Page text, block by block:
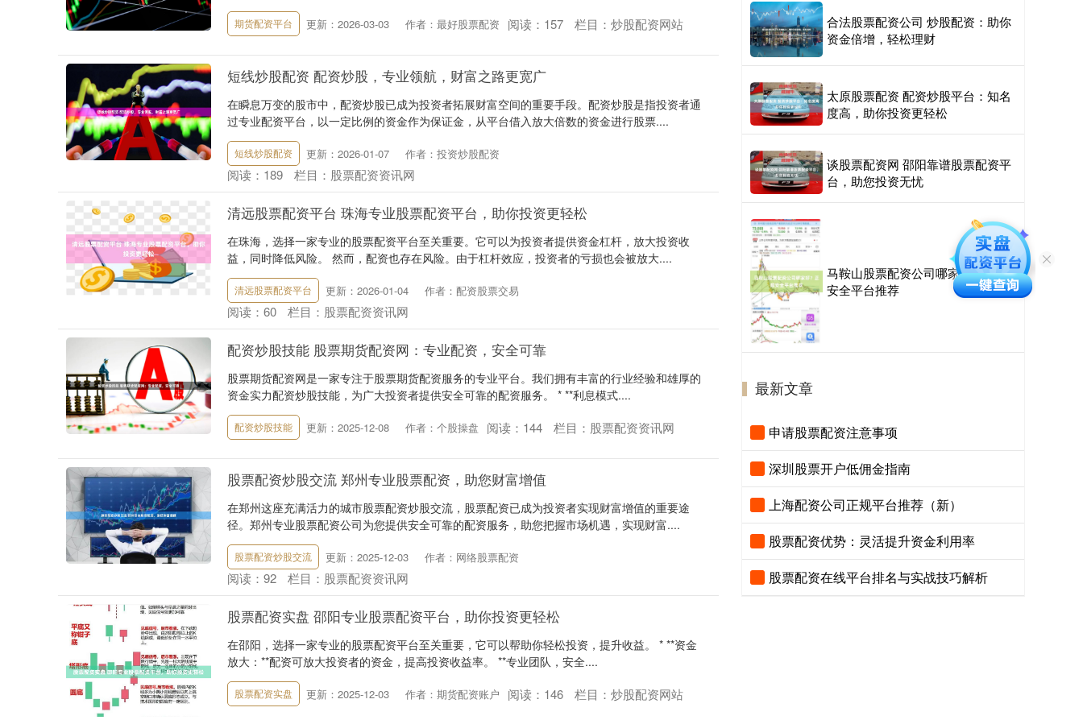
期货配资平台 更新：2026-03-03 作者：最好股票配资 阅读： 157 栏目： 炒股配资网站
短线炒股配资 配资炒股，专业领航，财富之路更宽广
在瞬息万变的股市中，配资炒股已成为投资者拓展财富空间的重要手段。配资炒股是指投资者通
过专业配资平台，以一定比例的资金作为保证金，从平台借入放大倍数的资金进行股票....
短线炒股配资 更新：2026-01-07 作者：投资炒股配资
阅读： 189 栏目： 股票配资资讯网
清远股票配资平台 珠海专业股票配资平台，助你投资更轻松
在珠海，选择一家专业的股票配资平台至关重要。它可以为投资者提供资金杠杆，放大投资收
益，同时降低风险。 然而，配资也存在风险。由于杠杆效应，投资者的亏损也会被放大....
清远股票配资平台 更新：2026-01-04 作者：配资股票交易
阅读： 60 栏目： 股票配资资讯网
配资炒股技能 股票期货配资网：专业配资，安全可靠
股票期货配资网是一家专注于股票期货配资服务的专业平台。我们拥有丰富的行业经验和雄厚的
资金实力配资炒股技能，为广大投资者提供安全可靠的配资服务。 * **利息模式....
配资炒股技能 更新：2025-12-08 作者：个股操盘 阅读： 144 栏目： 股票配资资讯网
股票配资炒股交流 郑州专业股票配资，助您财富增值
在郑州这座充满活力的城市股票配资炒股交流，股票配资已成为投资者实现财富增值的重要途
径。郑州专业股票配资公司为您提供安全可靠的配资服务，助您把握市场机遇，实现财富....
股票配资炒股交流 更新：2025-12-03 作者：网络股票配资
阅读： 92 栏目： 股票配资资讯网
股票配资实盘 邵阳专业股票配资平台，助你投资更轻松
在邵阳，选择一家专业的股票配资平台至关重要，它可以帮助你轻松投资，提升收益。 * **资金
放大：**配资可放大投资者的资金，提高投资收益率。 **专业团队，安全....
股票配资实盘 更新：2025-12-03 作者：期货配资账户 阅读： 146 栏目： 炒股配资网站
合法股票配资公司 炒股配资：助你
资金倍增，轻松理财
太原股票配资 配资炒股平台：知名
度高，助你投资更轻松
谈股票配资网 邵阳靠谱股票配资平
台，助您投资无忧
马鞍山股票配资公司哪家好？正规
安全平台推荐
最新文章
申请股票配资注意事项
深圳股票开户低佣金指南
上海配资公司正规平台推荐（新）
股票配资优势：灵活提升资金利用率
股票配资在线平台排名与实战技巧解析